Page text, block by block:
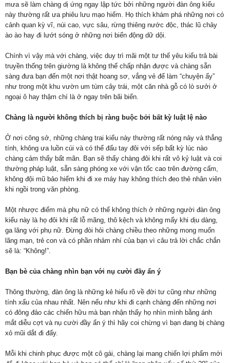
mưa sẽ làm chàng dị ứng ngay lập tức bởi những người đàn ông kiểu
này thường rất ưa phiêu lưu mạo hiểm. Họ thích khám phá những nơi có
cảnh quan kỳ vĩ, núi cao, vực sâu, rừng thiêng nước độc, thác lũ chảy
ào ào hay đi lướt sóng ở những nơi biển động dữ dội.
Chính vì vậy mà với chàng, việc duy trì mãi một tư thế yêu kiểu trả bài
truyền thống trên giường là không thể chấp nhận được và chàng sẵn
sàng đưa bạn đến một nơi thật hoang sơ, vắng vẻ để làm “chuyện ấy”
như trong một khu vườn um tùm cây trái, một căn nhà gỗ có lò sưởi ở
ngoại ô hay thậm chí là ở ngay trên bãi biển.
Chàng là người không thích bị ràng buộc bởi bất kỳ luật lệ nào
Ở nơi công sở, những chàng trai kiểu này thường rất nóng nảy và thẳng
tính, không ưa luồn cúi và có thể đấu tay đôi với sếp bất kỳ lúc nào
chàng cảm thấy bất mãn. Bạn sẽ thấy chàng đôi khi rất vô kỷ luật và coi
thường pháp luật, sẵn sàng phóng xe với vận tốc cao trên đường cấm,
không đội mũ bảo hiểm khi đi xe máy hay không thích đeo thẻ nhân viên
khi ngồi trong văn phòng.
Một nhược điểm mà phụ nữ có thể không thích ở những người đàn ông
kiểu này là họ đôi khi rất lỗ mãng, thô kệch và không mấy khi dịu dàng,
ga lăng với phụ nữ. Đừng đòi hỏi chàng chiều theo những mong muốn
lãng mạn, trẻ con và có phần nhảm nhí của bạn vì câu trả lời chắc chắn
sẽ là: “Không!”.
Bạn bè của chàng nhìn bạn với nụ cười đầy ẩn ý
Thông thường, đàn ông là những kẻ hiểu rõ về đời tư cũng như những
tính xấu của nhau nhất. Nên nếu như khi đi cạnh chàng đến những nơi
có đông đảo các chiến hữu mà bạn nhận thấy họ nhìn mình bằng ánh
mắt diễu cợt và nụ cười đầy ẩn ý thì hãy coi chừng vì bạn đang bị chàng
xỏ mũi dắt đi đấy.
Mỗi khi chinh phục được một cô gái, chàng lại mang chiến lợi phẩm mới